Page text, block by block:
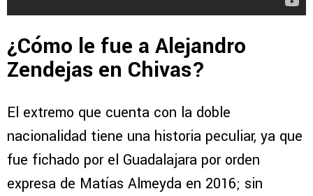
¿Cómo le fue a Alejandro
Zendejas en Chivas?
El extremo que cuenta con la doble
nacionalidad tiene una historia peculiar, ya que
fue fichado por el Guadalajara por orden
expresa de Matías Almeyda en 2016; sin